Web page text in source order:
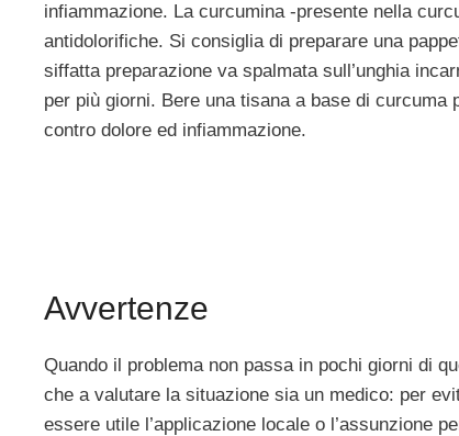
infiammazione. La curcumina -presente nella
antidolorifiche. Si consiglia di preparare una
siffatta preparazione va spalmata sull’unghia
per più giorni. Bere una tisana a base di curcuma
contro dolore ed infiammazione.
Avvertenze
Quando il problema non passa in pochi giorni di
che a valutare la situazione sia un medico: per
essere utile l’applicazione locale o l’assunzione